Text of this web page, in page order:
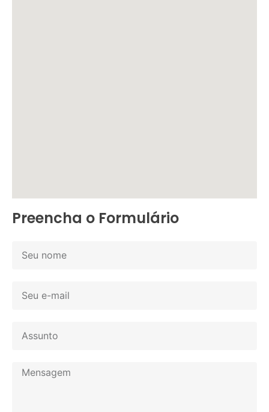
Preencha o Formulário